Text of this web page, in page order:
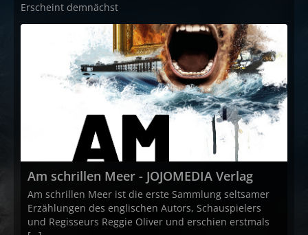
Erscheint demnächst
Am schrillen Meer - JOJOMEDIA Verlag
Am schrillen Meer ist die erste Sammlung seltsamer
Erzählungen des englischen Autors, Schauspielers
und Regisseurs Reggie Oliver und erschien erstmals